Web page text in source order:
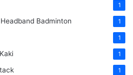
1
Badminton 1
1
1
1